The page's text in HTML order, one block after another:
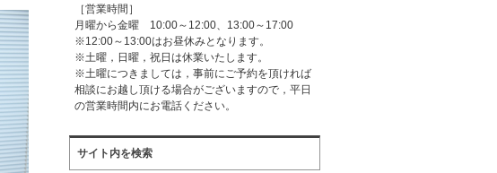
［営業時間］
月曜から金曜 10:00～12:00、13:00～17:00
※12:00～13:00はお昼休みとなります。
※土曜，日曜，祝日は休業いたします。
※土曜につきましては，事前にご予約を頂ければ
相談にお越し頂ける場合がございますので，平日
の営業時間内にお電話ください。
サイト内を検索